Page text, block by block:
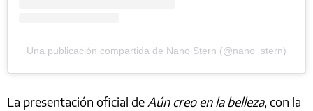
Una publicación compartida de Nano Stern (@nano_stern)
La presentación oficial de Aún creo en la belleza, con la